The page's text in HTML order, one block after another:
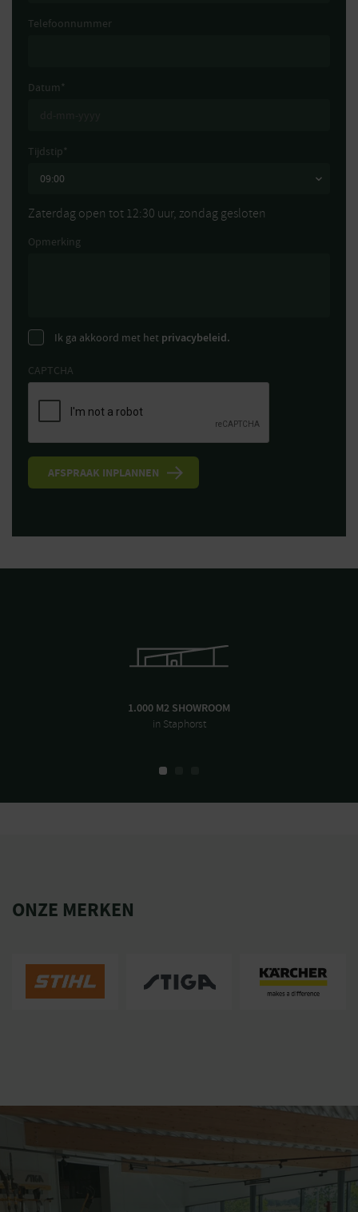
Telefoonnummer
Datum *
Tijdstip*
Zaterdag open tot 12:30 uur, zondag gesloten
Opmerking
Ik ga akkoord met het privacybeleid.
CAPTCHA
1.000 M2 SHOWROOM
in Staphorst
ONZE MERKEN